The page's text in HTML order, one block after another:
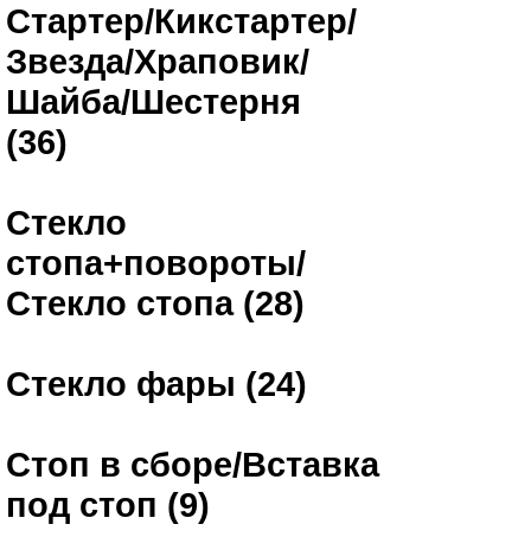
Стартер/Кикстартер/
Звезда/Храповик/
Шайба/Шестерня
(36)
Стекло
стопа+повороты/
Стекло стопа (28)
Стекло фары (24)
Стоп в сборе/Вставка
под стоп (9)